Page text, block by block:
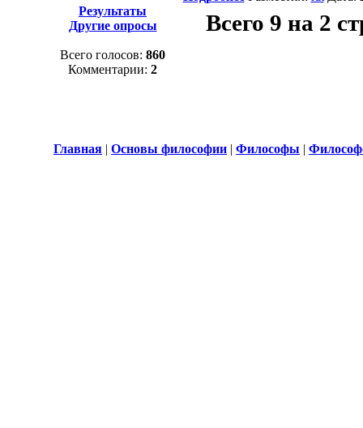
Результаты
Другие опросы
Всего голосов: 860
Комментарии: 2
Всего 9 на 2
Главная | Основы философии | Философы |